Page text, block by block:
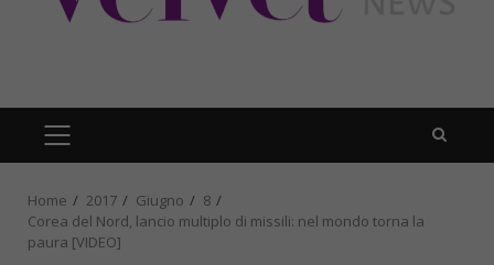
PRIMARY
MENU
Home 2017 Giugno
8
Corea del Nord, lancio multiplo di missili: nel mondo torna la
paura [VIDEO]